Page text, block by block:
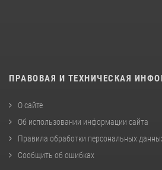
ПРАВОВАЯ И ТЕХНИЧЕСКАЯ
О сайте
Об использовании информации сайта
Правила обработки персональных
Сообщить об ошибках